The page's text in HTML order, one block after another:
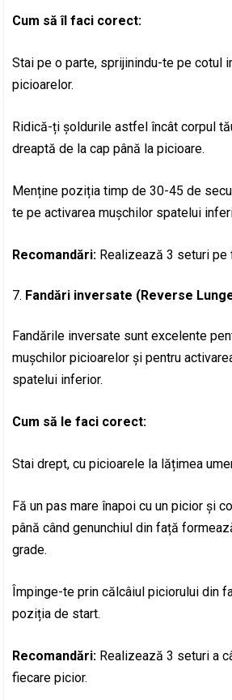
Cum să îl faci corect:
Stai pe o parte, sprijinindu-te pe cotul
picioarelor.
Ridică-ți șoldurile astfel încât corpul
dreaptă de la cap până la picioare.
Menține poziția timp de 30-45 de
te pe activarea mușchilor spatelui
Recomandări: Realizează 3 seturi pe
Fandări inversate (Reverse
Fandările inversate sunt excelente
mușchilor picioarelor și pentru
spatelui inferior.
Cum să le faci corect:
Stai drept, cu picioarele la lățimea
Fă un pas mare înapoi cu un picior și
până când genunchiul din față
grade.
Împinge-te prin călcâiul piciorului din
poziția de start.
Recomandări: Realizează 3 seturi a
fiecare picior.